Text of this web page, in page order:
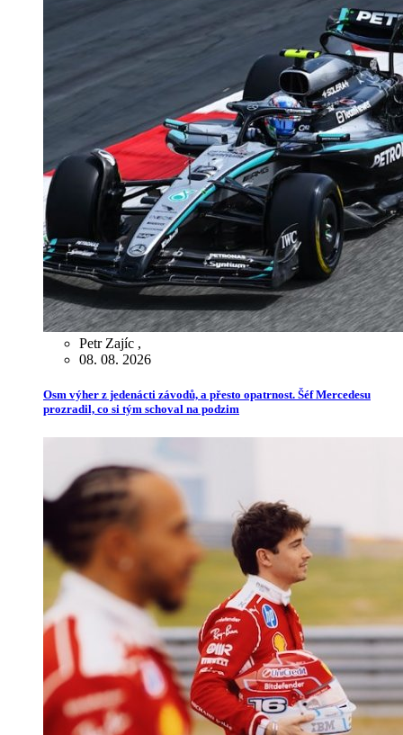
Petr Zajíc ,
08. 08. 2026
Osm výher z jedenácti závodů, a přesto opatrnost. Šéf Mercedesu
prozradil, co si tým schoval na podzim